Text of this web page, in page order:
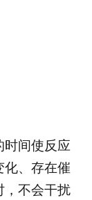
时间使反应
化、存在催
，不会干扰